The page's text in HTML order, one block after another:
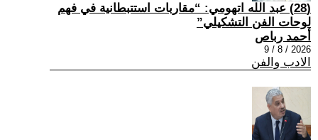
(28) عبد الله اتهومي: “مقاربات استتبطانية في فهم
لوحات الفن التشكيلي”
أحمد رباص
2026 / 8 / 9
الادب والفن